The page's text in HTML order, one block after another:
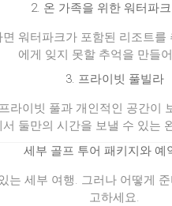
2. 온 가족을 위한 워터파
워터파크가 포함된 리조트
에게 잊지 못할 추억을 만들
3. 프라이빗 풀빌라
라이빗 풀과 개인적인 공간이
서 둘만의 시간을 보낼 수 있는
세부 골프 투어 패키지와 예
는 세부 여행. 그러나 어떻게
고하세요.